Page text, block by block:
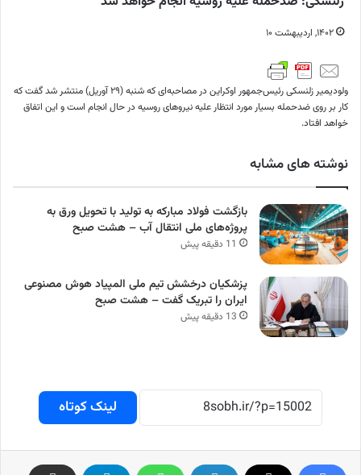
۱۴۰۲, اردیبهشت ۱۰
ولودیمیر زلنسکی رئیس‌جمهور اوکراین در مصاحبه‌ای که شنبه (۲۹ آوریل) منتشر شد گفت که
کار بر روی ضدحمله بسیار مورد انتظار علیه نیروهای روسیه در حال انجام است و این اتفاق
خواهد افتاد.
نوشته های مشابه
بازگشت فولاد مبارکه به تولید با تحویل ورق به
پروژه‌های ملی انتقال آب – هشت صبح
11 دقیقه پیش
پزشکیان درخشش تیم ملی المپیاد هوش مصنوعی
ایران را تبریک گفت – هشت صبح
13 دقیقه پیش
لینک کوتاه